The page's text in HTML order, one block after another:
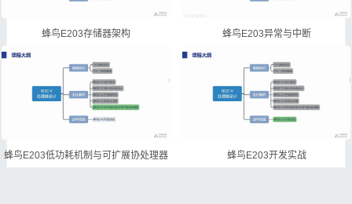
蜂鸟E203存储器架构 蜂鸟E203异常与中断
蜂鸟E203低功耗机制与可扩展协处理器 蜂鸟E203开发实战